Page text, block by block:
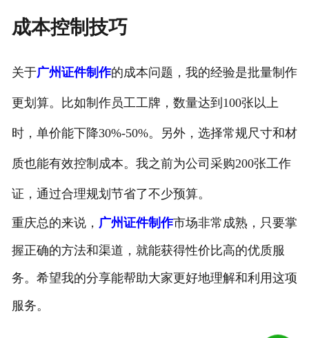
成本控制技巧
关于广州证件制作的成本问题，我的经验是批量制作
更划算。比如制作员工工牌，数量达到100张以上
时，单价能下降30%-50%。另外，选择常规尺寸和材
质也能有效控制成本。我之前为公司采购200张工作
证，通过合理规划节省了不少预算。
重庆总的来说， 广州证件制作市场非常成熟，只要掌
握正确的方法和渠道，就能获得性价比高的优质服
务。希望我的分享能帮助大家更好地理解和利用这项
服务。